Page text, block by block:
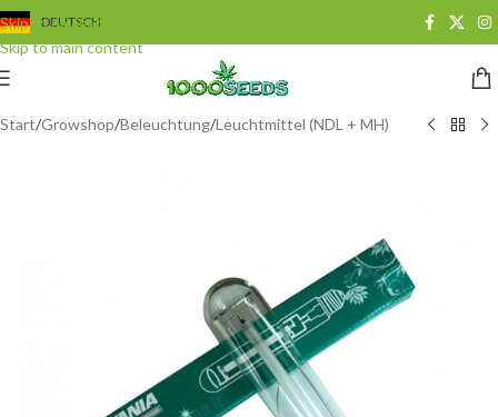
Skip to navigation
Skip to main content
DEUTSCH
Start/Growshop/Beleuchtung/Leuchtmittel (NDL + MH)